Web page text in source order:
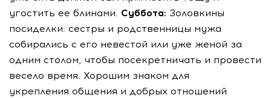
угостить ее блинами. Суббота: Золовкины
посиделки: сестры и родственницы мужа
собирались с его невестой или уже женой за
одним столом, чтобы посекретничать и провести
весело время. Хорошим знаком для
укрепления общения и добрых отношений